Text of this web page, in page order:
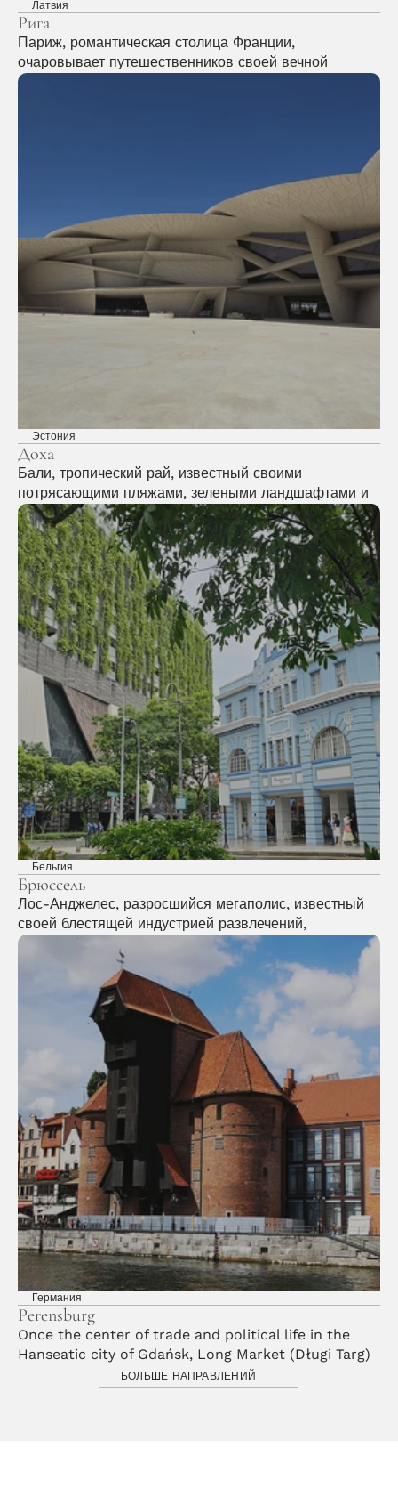
Латвия
Рига
Париж, романтическая столица Франции,
очаровывает путешественников своей вечной
элегантностью, знаковыми
Эстония
Доха
Бали, тропический рай, известный своими
потрясающими пляжами, зелеными ландшафтами и
яркой культурой, манит путешественников
расслабиться, отправиться в приключения и
восстановить дух среди его волшебной красоты.
Бельгия
Брюссель
Лос-Анджелес, разросшийся мегаполис, известный
своей блестящей индустрией развлечений,
солнечными пляжами и разнообразными
культурными впечатлениями, приглашает
путешественников исследовать свою яркую палитру
достопримечательностей и образа жизни.
Германия
Регensburg
Once the center of trade and political life in the
Hanseatic city of Gdańsk, Long Market (Długi Targ)
dates back to the 13th century.
БОЛЬШЕ НАПРАВЛЕНИЙ